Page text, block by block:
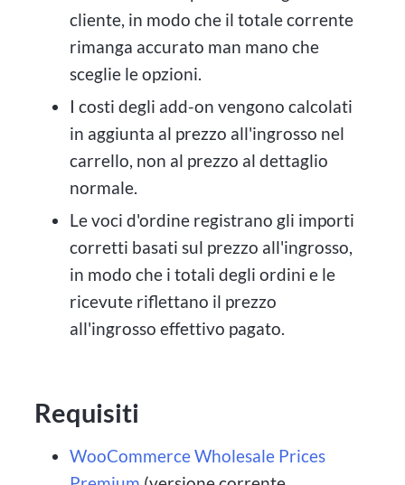
cliente, in modo che il totale corrente
rimanga accurato man mano che
sceglie le opzioni.
I costi degli add-on vengono calcolati
in aggiunta al prezzo all'ingrosso nel
carrello, non al prezzo al dettaglio
normale.
Le voci d'ordine registrano gli importi
corretti basati sul prezzo all'ingrosso,
in modo che i totali degli ordini e le
ricevute riflettano il prezzo
all'ingrosso effettivo pagato.
Requisiti
WooCommerce Wholesale Prices